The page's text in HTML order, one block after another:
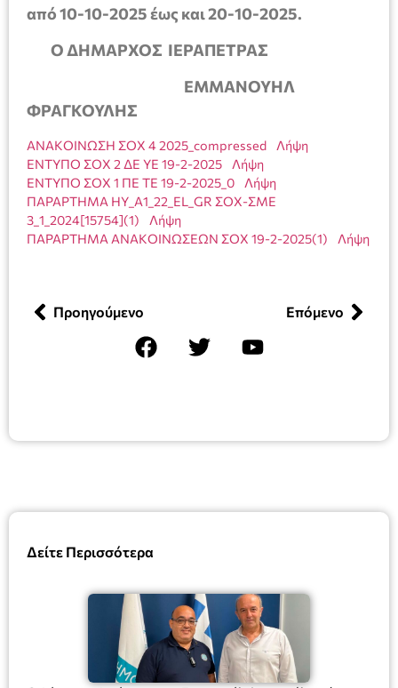
Δείτε Περισσότερα
από 10-10-2025 έως και 20-10-2025.
Ο ΔΗΜΑΡΧΟΣ ΙΕΡΑΠΕΤΡΑΣ
ΕΜΜΑΝΟΥΗΛ
ΦΡΑΓΚΟΥΛΗΣ
ΑΝΑΚΟΙΝΩΣΗ ΣΟΧ 4 2025_compressed
Λήψη
ΕΝΤΥΠΟ ΣΟΧ 2 ΔΕ ΥΕ 19-2-2025
Λήψη
ΕΝΤΥΠΟ ΣΟΧ 1 ΠΕ ΤΕ 19-2-2025_0
Λήψη
ΠΑΡΑΡΤΗΜΑ ΗΥ_A1_22_EL_GR ΣΟΧ-ΣΜΕ
3_1_2024[15754](1)
Λήψη
ΠΑΡΑΡΤΗΜΑ ΑΝΑΚΟΙΝΩΣΕΩΝ ΣΟΧ 19-2-2025(1)
Λήψη
Προηγούμενο Επόμενο